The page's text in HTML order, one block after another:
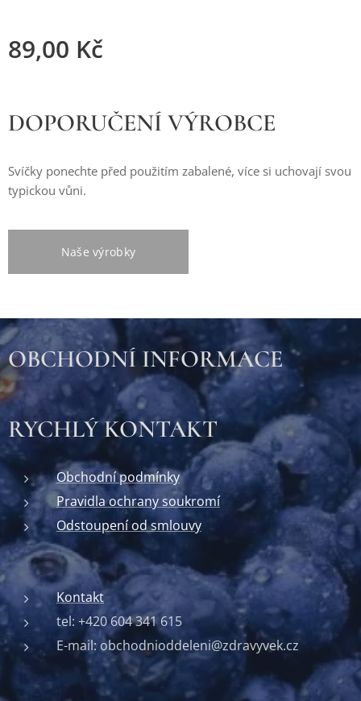
89,00 Kč
DOPORUČENÍ VÝROBCE
Svíčky ponechte před použitím zabalené, více si uchovají svou
typickou vůni.
Naše výrobky
OBCHODNÍ INFORMACE
RYCHLÝ KONTAKT
Obchodní podmínky
Pravidla ochrany soukromí
Odstoupení od smlouvy
Kontakt
tel: +420 604 341 615
E-mail: obchodnioddeleni@zdravyvek.cz